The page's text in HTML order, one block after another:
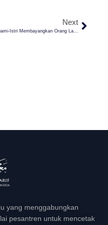
Next
Suami-Istri Membayangkan Orang Lain Saat Hubungan Seksual, Apakah Boleh?
yang menggabungkan
pesantren untuk mencetak